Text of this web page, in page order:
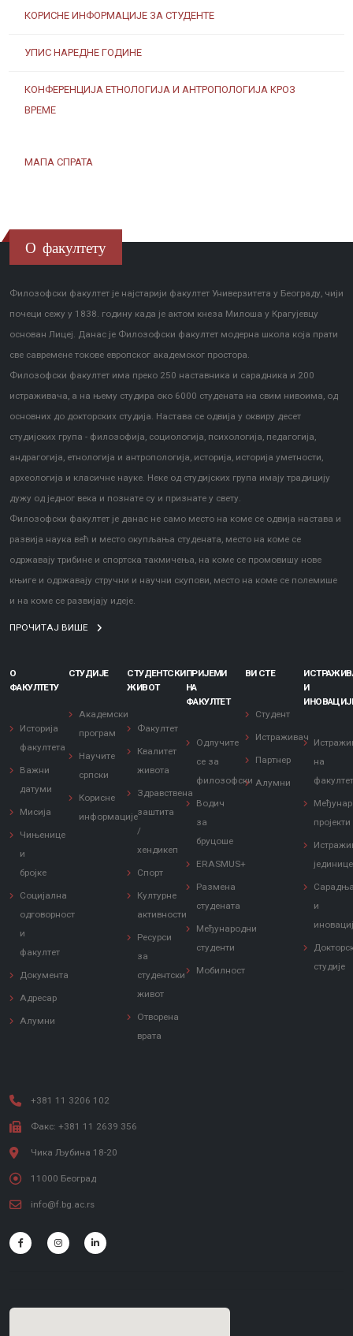
КОРИСНЕ ИНФОРМАЦИЈЕ ЗА СТУДЕНТЕ
УПИС НАРЕДНЕ ГОДИНЕ
КОНФЕРЕНЦИЈА ЕТНОЛОГИЈА И АНТРОПОЛОГИЈА КРОЗ
ВРЕМЕ
МАПА СПРАТА
О факултету
Филозофски факултет је најстарији факултет Универзитета у Београду, чији
почеци сежу у 1838. годину када је актом кнеза Милоша у Крагујевцу
основан Лицеј. Данас је Филозофски факултет модерна школа која прати
све савремене токове европског академског простора.
Филозофски факултет има преко 250 наставника и сарадника и 200
истраживача, а на њему студира око 6000 студената на свим нивоима, од
основних до докторских студија. Настава се одвија у оквиру десет
студијских група - филозофија, социологија, психологија, педагогија,
андрагогија, етнологија и антропологија, историја, историја уметности,
археологија и класичне науке. Неке од студијских група имају традицију
дужу од једног века и познате су и признате у свету.
Филозофски факултет је данас не само место на коме се одвија настава и
развија наука већ и место окупљања студената, место на коме се
одржавају трибине и спортска такмичења, на коме се промовишу нове
књиге и одржавају стручни и научни скупови, место на коме се полемише
и на коме се развијају идеје.
ПРОЧИТАЈ ВИШЕ
О
ФАКУЛТЕТУ
Историја
факултета
Важни
датуми
Мисија
Чињенице
и
бројке
Социјална
одговорност
и
факултет
Документа
Адресар
Алумни
СТУДИЈЕ
Академски
програм
Научите
српски
Корисне
информације
СТУДЕНТСКИ
ЖИВОТ
Факултет
Квалитет
живота
Здравствена
заштита
/
хендикеп
Спорт
Културне
активности
Ресурси
за
студентски
живот
Отворена
врата
ПРИЈЕМИ
НА
ФАКУЛТЕТ
Одлучите
се за
филозофски
Водич
за
бруцоше
ERASMUS+
Размена
студената
Међународни
студенти
Мобилност
ВИ СТЕ
Студент
Истраживач
Партнер
Алумни
И
на
пројекти
јединице
и
студије
+381 11 3206 102
Факс: +381 11 2639 356
Чика Љубина 18-20
11000 Београд
info@f.bg.ac.rs